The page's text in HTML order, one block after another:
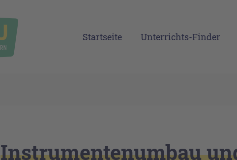
Startseite Unterrichts-Finder
Instrumentenumbau